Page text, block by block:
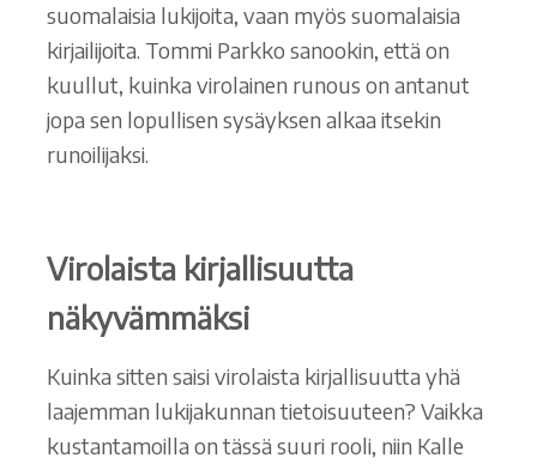
suomalaisia lukijoita, vaan myös suomalaisia
kirjailijoita. Tommi Parkko sanookin, että on
kuullut, kuinka virolainen runous on antanut
jopa sen lopullisen sysäyksen alkaa itsekin
runoilijaksi.
Virolaista kirjallisuutta
näkyvämmäksi
Kuinka sitten saisi virolaista kirjallisuutta yhä
laajemman lukijakunnan tietoisuuteen? Vaikka
kustantamoilla on tässä suuri rooli, niin Kalle